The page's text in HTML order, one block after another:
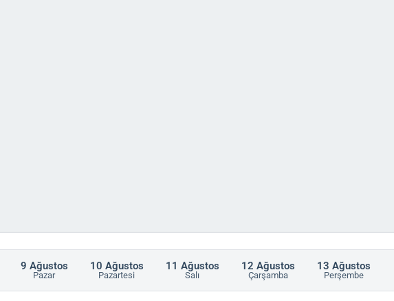
9 Ağustos
Pazar
10 Ağustos
Pazartesi
11 Ağustos
Salı
12 Ağustos
Çarşamba
13 Ağustos
Perşembe